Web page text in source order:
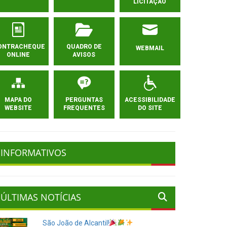
LICITAÇÃO
ONLINE
QUADRO DE
AVISOS
WEBMAIL
MAPA DO
WEBSITE
PERGUNTAS
FREQUENTES
ACESSIBILIDADE
DO SITE
INFORMATIVOS
ÚLTIMAS NOTÍCIAS
São João de Alcantil!